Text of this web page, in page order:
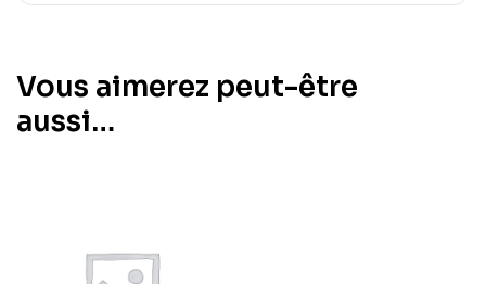
Vous aimerez peut-être
aussi…